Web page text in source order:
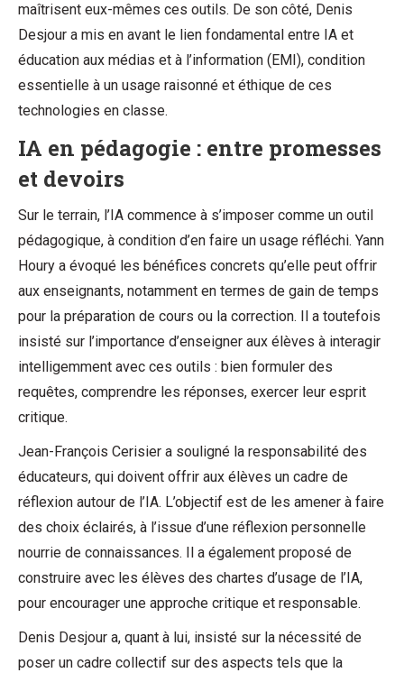
maîtrisent eux-mêmes ces outils. De son côté, Denis
Desjour a mis en avant le lien fondamental entre IA et
éducation aux médias et à l’information (EMI), condition
essentielle à un usage raisonné et éthique de ces
technologies en classe.
IA en pédagogie : entre promesses
et devoirs
Sur le terrain, l’IA commence à s’imposer comme un outil
pédagogique, à condition d’en faire un usage réfléchi. Yann
Houry a évoqué les bénéfices concrets qu’elle peut offrir
aux enseignants, notamment en termes de gain de temps
pour la préparation de cours ou la correction. Il a toutefois
insisté sur l’importance d’enseigner aux élèves à interagir
intelligemment avec ces outils : bien formuler des
requêtes, comprendre les réponses, exercer leur esprit
critique.
Jean-François Cerisier a souligné la responsabilité des
éducateurs, qui doivent offrir aux élèves un cadre de
réflexion autour de l’IA. L’objectif est de les amener à faire
des choix éclairés, à l’issue d’une réflexion personnelle
nourrie de connaissances. Il a également proposé de
construire avec les élèves des chartes d’usage de l’IA,
pour encourager une approche critique et responsable.
Denis Desjour a, quant à lui, insisté sur la nécessité de
poser un cadre collectif sur des aspects tels que la